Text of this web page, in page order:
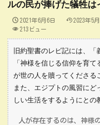
ルの民が捧げた犠牲
2021年6月6日 2023年5
213ビュー
旧約聖書のレビ記には、「
「神様を信じる信仰を育
が世の人を贖ってくださる
また、エジプトの風習に
しい生活をするようにとの
人が存在するのは、神様